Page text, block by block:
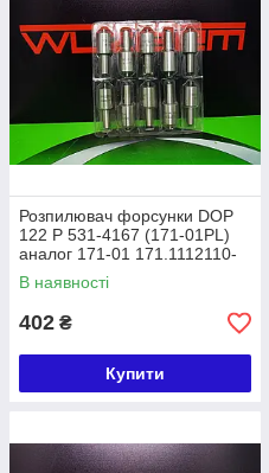
Розпилювач форсунки DOP
122 P 531-4167 (171-01PL)
аналог 171-01 171.1112110-
01
В наявності
402 ₴
Купити